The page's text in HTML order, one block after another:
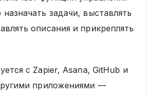
задачи, выставлять
описания и прикреплять
с Zapier, Asana, GitHub и
приложениями —